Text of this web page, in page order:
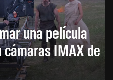
una película
IMAX de